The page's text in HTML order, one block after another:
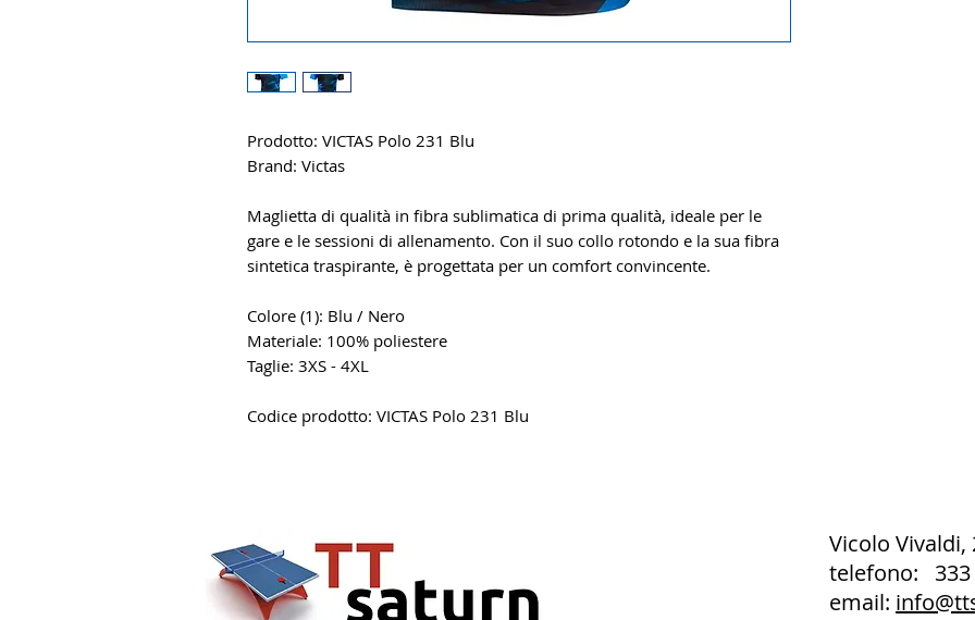
Prodotto: VICTAS Polo 231 Blu
Brand: Victas
Maglietta di qualità in fibra sublimatica di prima qualità, ideale per le
gare e le sessioni di allenamento. Con il suo collo rotondo e la sua fibra
sintetica traspirante, è progettata per un comfort convincente.
Colore (1): Blu / Nero
Materiale: 100% poliestere
Taglie: 3XS - 4XL
Codice prodotto: VICTAS Polo 231 Blu
Vicolo Vivaldi,
telefono: 333
email: